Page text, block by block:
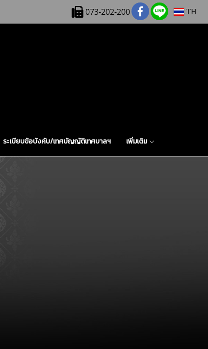
073-202-200 TH
ระเบียบข้อบังคับ/เทศบัญญัติเทศบาลฯ เพิ่มเติม